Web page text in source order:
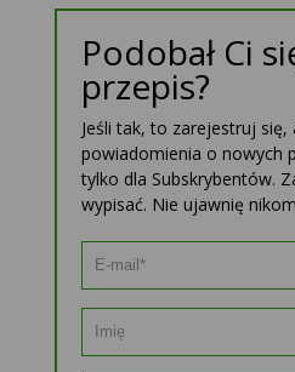
Podobał Ci
przepis?
Jeśli tak, to zarejestruj
powiadomienia o nowych
tylko dla Subskrybentów.
wypisać. Nie ujawnię